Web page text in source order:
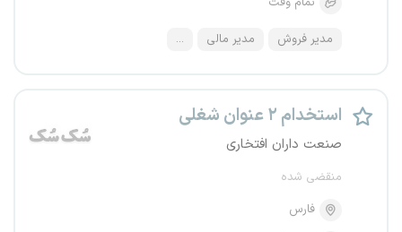
مدیر فروش مدیر مالی ...
استخدام ۲ عنوان شغلی
صنعت داران افتخاری
منقضی شده
فارس